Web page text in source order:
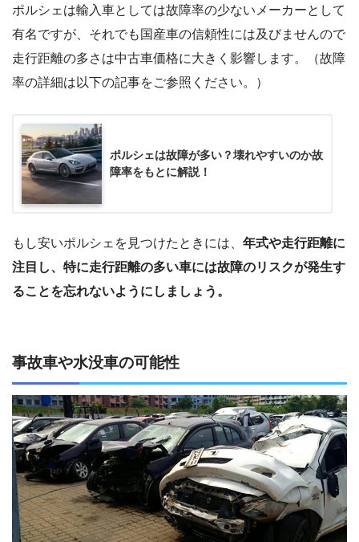
ポルシェは輸入車としては故障率の少ないメーカーとして
有名ですが、それでも国産車の信頼性には及びませんので
走行距離の多さは中古車価格に大きく影響します。（故障
率の詳細は以下の記事をご参照ください。）
ポルシェは故障が多い？壊れやすいのか故
障率をもとに解説！
もし安いポルシェを見つけたときには、 年式や走行距離に
注目し、特に走行距離の多い車には故障のリスクが発生す
ることを忘れないようにしましょう。
事故車や水没車の可能性